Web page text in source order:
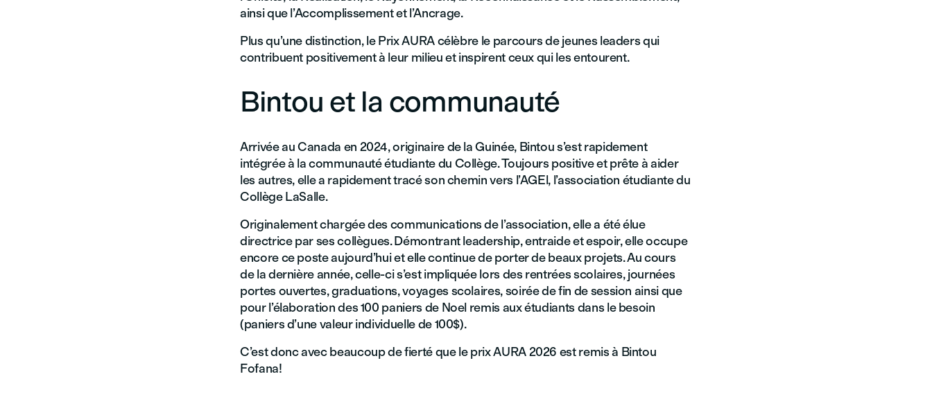
ainsi que l’Accomplissement et l’Ancrage.
Plus qu’une distinction, le Prix AURA célèbre le parcours de jeunes leaders qui
contribuent positivement à leur milieu et inspirent ceux qui les entourent.
Bintou et la communauté
Arrivée au Canada en 2024, originaire de la Guinée, Bintou s’est rapidement
intégrée à la communauté étudiante du Collège. Toujours positive et prête à aider
les autres, elle a rapidement tracé son chemin vers l’AGEl, l’association étudiante du
Collège LaSalle.
Originalement chargée des communications de l’association, elle a été élue
directrice par ses collègues. Démontrant leadership, entraide et espoir, elle occupe
encore ce poste aujourd’hui et elle continue de porter de beaux projets. Au cours
de la dernière année, celle-ci s’est impliquée lors des rentrées scolaires, journées
portes ouvertes, graduations, voyages scolaires, soirée de fin de session ainsi que
pour l’élaboration des 100 paniers de Noel remis aux étudiants dans le besoin
(paniers d’une valeur individuelle de 100$).
C’est donc avec beaucoup de fierté que le prix AURA 2026 est remis à Bintou
Fofana!